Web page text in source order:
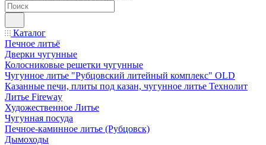
Каталог
Печное литьё
Дверки чугунные
Колосниковые решетки чугунные
Чугунное литье "Рубцовский литейный комплекс" OLD
Казанные печи, плиты под казан, чугунное литье Технолит
Литье Fireway
Художественное Литье
Чугунная посуда
Печное-каминное литье (Рубцовск)
Дымоходы